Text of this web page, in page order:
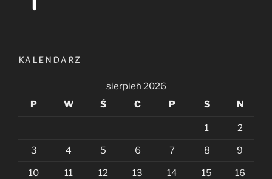
KALENDARZ
sierpień 2026
P
W Ś C P S N
1 2
3 4 5 6 7 8 9
10 11 12 13 14 15 16